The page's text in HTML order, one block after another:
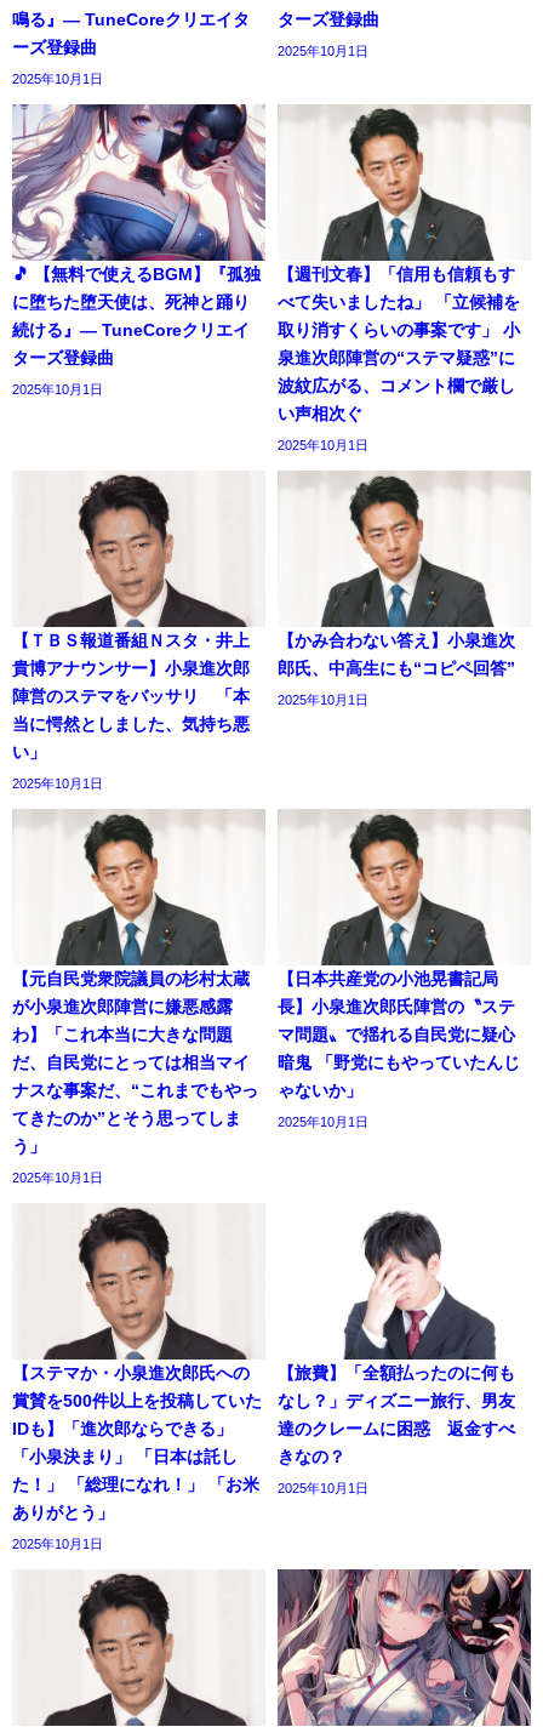
鳴る』― TuneCoreクリエイタ
ーズ登録曲
2025年10月1日
ターズ登録曲
2025年10月1日
🎵 【無料で使えるBGM】『孤独
に堕ちた堕天使は、死神と踊り
続ける』― TuneCoreクリエイ
ターズ登録曲
2025年10月1日
【週刊文春】「信用も信頼もす
べて失いましたね」 「立候補を
取り消すくらいの事案です」 小
泉進次郎陣営の“ステマ疑惑”に
波紋広がる、コメント欄で厳し
い声相次ぐ
2025年10月1日
【ＴＢＳ報道番組Ｎスタ・井上
貴博アナウンサー】小泉進次郎
陣営のステマをバッサリ 「本
当に愕然としました、気持ち悪
い」
2025年10月1日
【かみ合わない答え】小泉進次
郎氏、中高生にも“コピペ回答”
2025年10月1日
【元自民党衆院議員の杉村太蔵
が小泉進次郎陣営に嫌悪感露
わ】「これ本当に大きな問題
だ、自民党にとっては相当マイ
ナスな事案だ、“これまでもやっ
てきたのか”とそう思ってしま
う」
2025年10月1日
【日本共産党の小池晃書記局
長】小泉進次郎氏陣営の〝ステ
マ問題〟で揺れる自民党に疑心
暗鬼 「野党にもやっていたんじ
ゃないか」
2025年10月1日
【ステマか・小泉進次郎氏への
賞賛を500件以上を投稿していた
IDも】「進次郎ならできる」
「小泉決まり」 「日本は託し
た！」 「総理になれ！」 「お米
ありがとう」
2025年10月1日
【旅費】「全額払ったのに何も
なし？」ディズニー旅行、男友
達のクレームに困惑 返金すべ
きなの？
2025年10月1日